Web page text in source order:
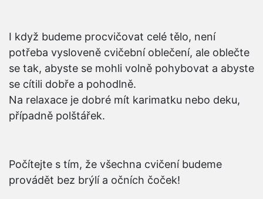
I když budeme procvičovat celé tělo, není
potřeba vysloveně cvičební oblečení, ale oblečte
se tak, abyste se mohli volně pohybovat a abyste
se cítili dobře a pohodlně.
Na relaxace je dobré mít karimatku nebo deku,
případně polštářek.
Počítejte s tím, že všechna cvičení budeme
provádět bez brýlí a očních čoček!